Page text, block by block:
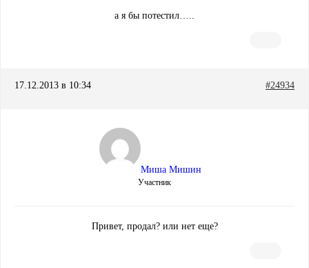
а я бы потестил…..
17.12.2013 в 10:34 #24934
Миша Мишин
Участник
Привет, продал? или нет еще?